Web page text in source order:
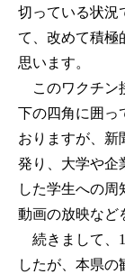
切っている状況
て、改めて積極
思います。
このワクチン
下の四角に囲っ
おりますが、新
発り、大学や企
した学生への
動画の放映など
続きまして、
したが、本県の